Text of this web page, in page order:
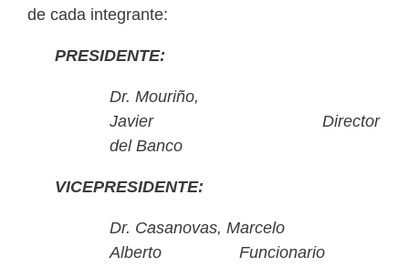
de cada integrante:
PRESIDENTE:
Dr. Mouriño,
Javier Director
del Banco
VICEPRESIDENTE:
Dr. Casanovas, Marcelo
Alberto Funcionario